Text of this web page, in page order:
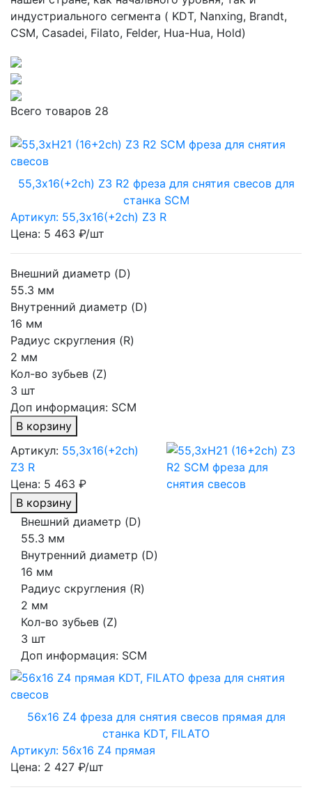
индустриального сегмента ( KDT, Nanxing, Brandt,
CSM, Casadei, Filato, Felder, Hua-Hua, Hold)
Всего товаров 28
55,3х16(+2ch) Z3 R2 фреза для снятия свесов для
станка SCM
Артикул: 55,3х16(+2ch) Z3 R
Цена: 5 463 ₽/шт
Внешний диаметр (D)
55.3 мм
Внутренний диаметр (D)
16 мм
Радиус скругления (R)
2 мм
Кол-во зубьев (Z)
3 шт
Доп информация: SCM
В корзину
Артикул: 55,3х16(+2ch)
Z3 R
Цена: 5 463 ₽
В корзину
Внешний диаметр (D)
55.3 мм
Внутренний диаметр (D)
16 мм
Радиус скругления (R)
2 мм
Кол-во зубьев (Z)
3 шт
Доп информация: SCM
56х16 Z4 фреза для снятия свесов прямая для
станка KDT, FILATO
Артикул: 56х16 Z4 прямая
Цена: 2 427 ₽/шт